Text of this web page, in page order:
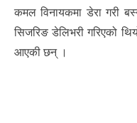
कमल विनायकमा डेरा गरी
सिजरिङ डेलिभरी गरिएको
आएकी छन् ।